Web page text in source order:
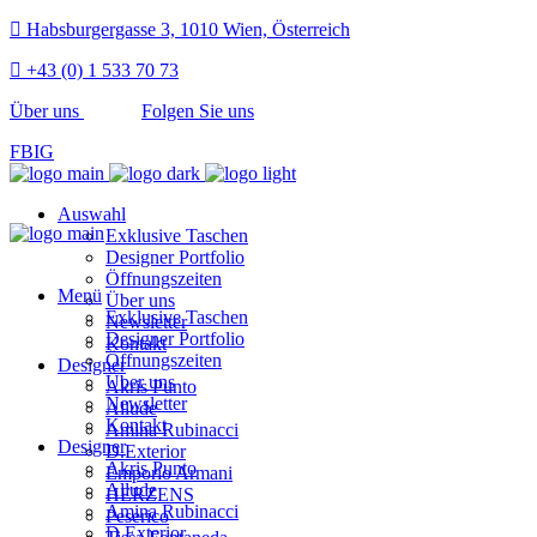
Habsburgergasse 3, 1010 Wien, Österreich
+43 (0) 1 533 70 73
Über uns
Folgen Sie uns
FBIG
Auswahl
Exklusive Taschen
Designer Portfolio
Öffnungszeiten
Über uns
Newsletter
Kontakt
Designer
Akris Punto
Allude
Amina Rubinacci
D.Exterior
Emporio Armani
HERZENS
Peserico
Menü
Exklusive Taschen
Designer Portfolio
Öffnungszeiten
Über uns
Newsletter
Kontakt
Designer
Akris Punto
Allude
Amina Rubinacci
D.Exterior